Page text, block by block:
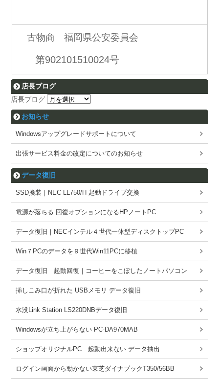
古物商 福岡県公安委員会
第902101510024号
店長ブログ
店長ブログ
お知らせ
Windowsアップグレードサポートについて
出張サービス料金の改定についてのお知らせ
データ復旧
SSD換装｜NEC LL750/H 起動ドライブ交換
電源が落ちる 回復オプションになるHPノートPC
データ復旧｜NECインテル４世代一体型ディスクトップPC
Win７PCのデータを９世代Win11PCに移植
データ復旧 起動回復｜コーヒーをこぼしたノートパソコン
挿しこみ口が折れた USBメモリ データ復旧
水没Link Station LS220DNBデータ復旧
Windowsが立ち上がらない PC-DA970MAB
ショップオリジナルPC 起動出来ない データ抽出
ログイン画面から動かない東芝ダイナブックT350/56BB